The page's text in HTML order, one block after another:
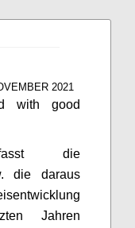
2021
with good
die
die daraus
Jahren